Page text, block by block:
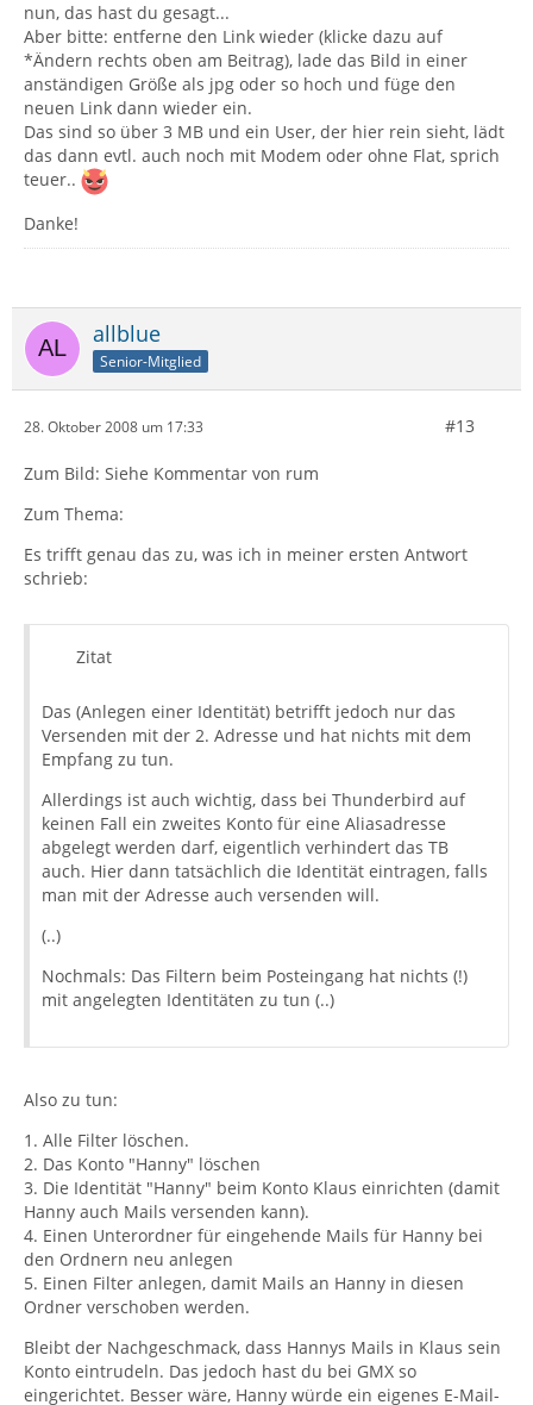
nun, das hast du gesagt...
Aber bitte: entferne den Link wieder (klicke dazu auf
*Ändern rechts oben am Beitrag), lade das Bild in einer
anständigen Größe als jpg oder so hoch und füge den
neuen Link dann wieder ein.
Das sind so über 3 MB und ein User, der hier rein sieht, lädt
das dann evtl. auch noch mit Modem oder ohne Flat, sprich
teuer..
Danke!
allblue
Senior-Mitglied
28. Oktober 2008 um 17:33 #13
Zum Bild: Siehe Kommentar von rum
Zum Thema:
Es trifft genau das zu, was ich in meiner ersten Antwort
schrieb:
Zitat
Das (Anlegen einer Identität) betrifft jedoch nur das
Versenden mit der 2. Adresse und hat nichts mit dem
Empfang zu tun.
Allerdings ist auch wichtig, dass bei Thunderbird auf
keinen Fall ein zweites Konto für eine Aliasadresse
abgelegt werden darf, eigentlich verhindert das TB
auch. Hier dann tatsächlich die Identität eintragen, falls
man mit der Adresse auch versenden will.
(..)
Nochmals: Das Filtern beim Posteingang hat nichts (!)
mit angelegten Identitäten zu tun (..)
Also zu tun:
1. Alle Filter löschen.
2. Das Konto "Hanny" löschen
3. Die Identität "Hanny" beim Konto Klaus einrichten (damit
Hanny auch Mails versenden kann).
4. Einen Unterordner für eingehende Mails für Hanny bei
den Ordnern neu anlegen
5. Einen Filter anlegen, damit Mails an Hanny in diesen
Ordner verschoben werden.
Bleibt der Nachgeschmack, dass Hannys Mails in Klaus sein
Konto eintrudeln. Das jedoch hast du bei GMX so
eingerichtet. Besser wäre, Hanny würde ein eigenes E-Mail-